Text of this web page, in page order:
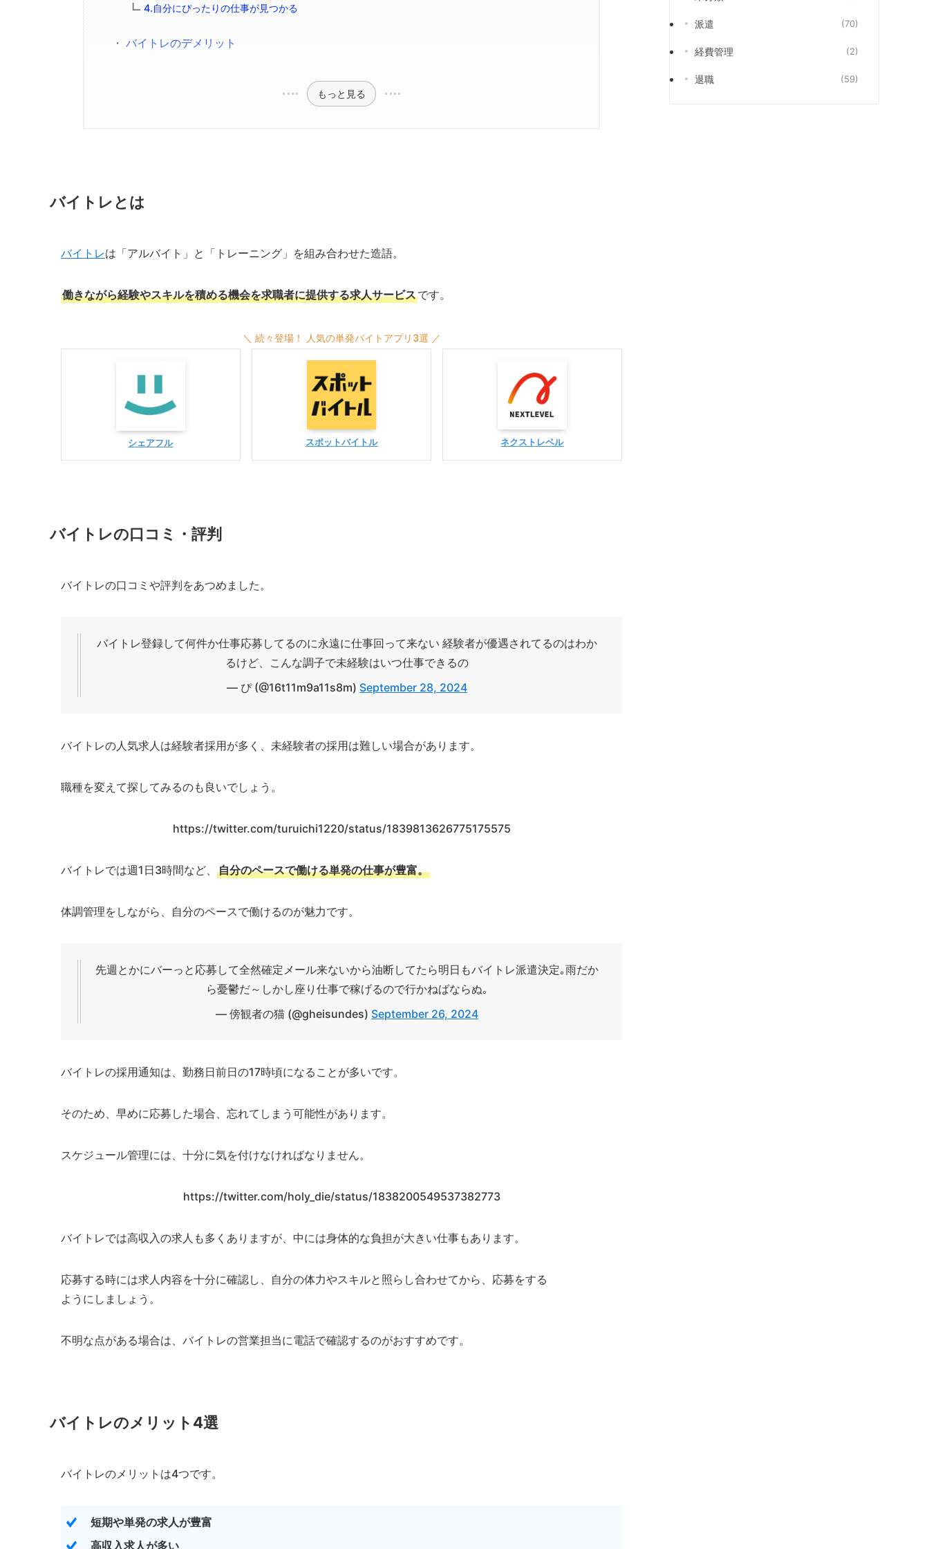
4.自分にぴったりの仕事が見つかる
バイトレのデメリット
もっと見る
バイトレとは
バイトレは「アルバイト」と「トレーニング」を組み合わせた造語。
働きながら経験やスキルを積める機会を求職者に提供する求人サービスです。
＼ 続々登場！ 人気の単発バイトアプリ3選 ／
シェアフル スポットバイトル ネクストレベル
バイトレの口コミ・評判
バイトレの口コミや評判をあつめました。
バイトレ登録して何件か仕事応募してるのに永遠に仕事回って来ない 経験者が優遇されてるのはわか
るけど、こんな調子で未経験はいつ仕事できるの
— ぴ (@16t11m9a11s8m) September 28, 2024
バイトレの人気求人は経験者採用が多く、未経験者の採用は難しい場合があります。
職種を変えて探してみるのも良いでしょう。
https://twitter.com/turuichi1220/status/1839813626775175575
バイトレでは週1日3時間など、 自分のペースで働ける単発の仕事が豊富。
体調管理をしながら、自分のペースで働けるのが魅力です。
先週とかにバーっと応募して全然確定メール来ないから油断してたら明日もバイトレ派遣決定｡雨だか
ら憂鬱だ～しかし座り仕事で稼げるので行かねばならぬ｡
— 傍観者の猫 (@gheisundes) September 26, 2024
バイトレの採用通知は、勤務日前日の17時頃になることが多いです。
そのため、早めに応募した場合、忘れてしまう可能性があります。
スケジュール管理には、十分に気を付けなければなりません。
https://twitter.com/holy_die/status/1838200549537382773
バイトレでは高収入の求人も多くありますが、中には身体的な負担が大きい仕事もあります。
応募する時には求人内容を十分に確認し、自分の体力やスキルと照らし合わせてから、応募をする
ようにしましょう。
不明な点がある場合は、バイトレの営業担当に電話で確認するのがおすすめです。
バイトレのメリット4選
バイトレのメリットは4つです。
短期や単発の求人が豊富
高収入求人が多い
派遣 (70)
経費管理 (2)
退職 (59)